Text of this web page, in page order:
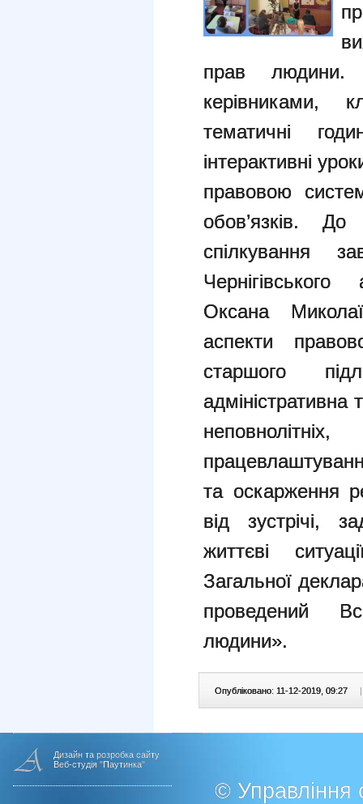
прав людини.
керівниками,
тематичні
інтерактивні
правовою
обов’язків.
спілкування
Оксана
аспекти
старшого
адміністративна
та оскарження
від зустрічі,
життєві
Загальної
проведений
людини».
Опубліковано: 11-12-2019, 09:27 |
Дизайн та розробка сайту
Веб-студія "Паутинка"
© Управління